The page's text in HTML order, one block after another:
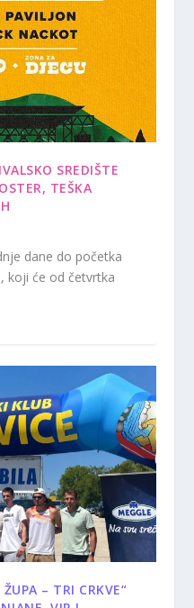
SREDIŠTE
TEŠKA
dane do početka
koji će od četvrtka
– TRI CRKVE“